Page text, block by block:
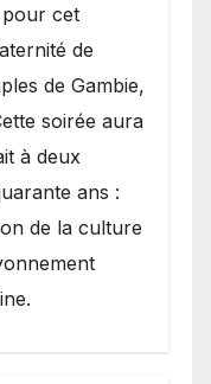
cet
de
de Gambie,
soirée aura
à deux
ans :
de la culture